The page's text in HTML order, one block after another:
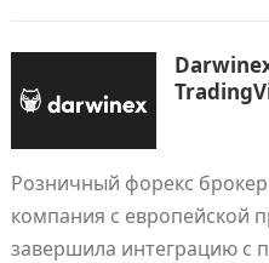
Розничный форекс
компания с европейской
завершила интеграцию с